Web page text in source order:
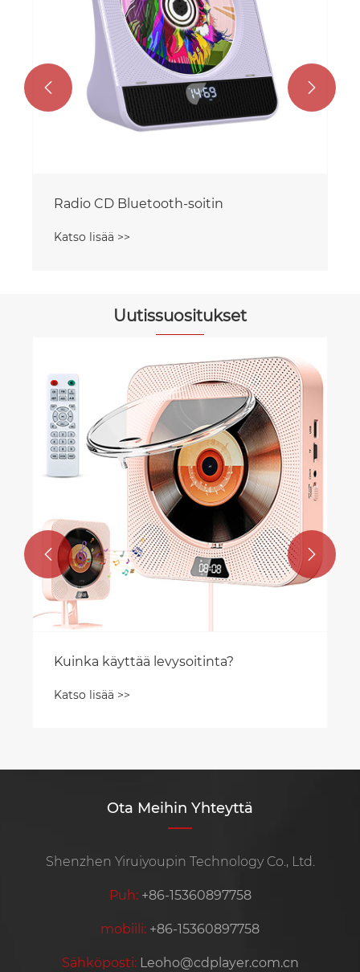
 
Uutissuositukset
Myydyin CD-soitin Walmartissa
Katso lisää >>
 
Ota Meihin Yhteyttä
Shenzhen Yiruiyoupin Technology Co., Ltd.
Puh: +86-15360897758
mobiili: +86-15360897758
Sähköposti: Leoho@cdplayer.com.cn